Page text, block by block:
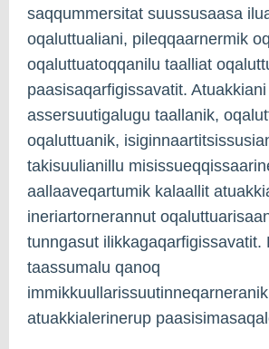
saqqummersitat suussusaasa
oqaluttualiani, pileqqaarnermik
oqaluttuatoqqanilu taalliat
paasisaqarfigissavatit.
assersuutigalugu taallanik,
oqaluttuanik,
takisuulianillu
aallaaveqartumik kalaallit
ineriartornerannut
tunngasut ilikkagaqarfigissavatit.
taassumalu qanoq
atuakkialerinerup